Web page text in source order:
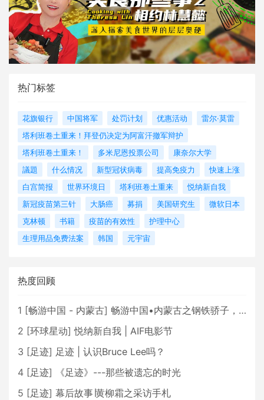
热门标签
花旗银行 中国将军 处罚计划 优惠活动
雷尔·莫雷
塔利班卷土重来！拜登仍决定为阿富汗撤军辩护
塔利班卷土重来！
多米尼恩投票公司
康奈尔大学
議題
什么情况 新型冠状病毒 提高免疫力
快速上涨
白宫简报
世界环境日 塔利班卷土重来
悦纳新自我
新冠疫苗第三针
大肠癌 募捐 美国研究生
微软日本
克林顿
书籍 疫苗的有效性
护理中心
生理用品免费法案
韩国 元宇宙
热度回顾
1 [畅游中国 - 内蒙古] 畅游中国•内蒙古之钢铁骄子，魅力包头
2 [环球星动] 悦纳新自我 | AIF电影节
3 [足迹] 足迹 | 认识Bruce Lee吗？
4 [足迹]
《足迹》---那些被遗忘的时光
5 [足迹] 幕后故事∣黄柳霜之采访手札